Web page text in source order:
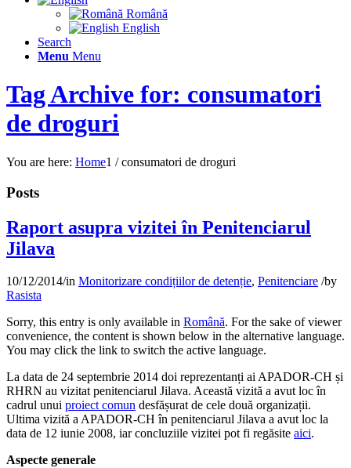
Română
English
Search
Menu Menu
Tag Archive for: consumatori
de droguri
You are here: Home1 / consumatori de droguri
Posts
Raport asupra vizitei în Penitenciarul
Jilava
10/12/2014/in Monitorizare condițiilor de detenție, Penitenciare /by
Rasista
Sorry, this entry is only available in Română. For the sake of viewer
convenience, the content is shown below in the alternative language.
You may click the link to switch the active language.
La data de 24 septembrie 2014 doi reprezentanți ai APADOR-CH și
RHRN au vizitat penitenciarul Jilava. Această vizită a avut loc în
cadrul unui proiect comun desfășurat de cele două organizații.
Ultima vizită a APADOR-CH în penitenciarul Jilava a avut loc la
data de 12 iunie 2008, iar concluziile vizitei pot fi regăsite aici.
Aspecte generale